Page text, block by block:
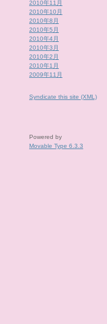
2010年11月
2010年10月
2010年8月
2010年5月
2010年4月
2010年3月
2010年2月
2010年1月
2009年11月
Syndicate this site (XML)
Powered by
Movable Type 6.3.3